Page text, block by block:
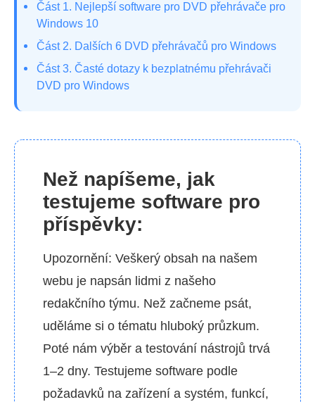
Část 1. Nejlepší software pro DVD přehrávače pro
Windows 10
Část 2. Dalších 6 DVD přehrávačů pro Windows
Část 3. Časté dotazy k bezplatnému přehrávači
DVD pro Windows
Než napíšeme, jak
testujeme software pro
příspěvky:
Upozornění: Veškerý obsah na našem
webu je napsán lidmi z našeho
redakčního týmu. Než začneme psát,
uděláme si o tématu hluboký průzkum.
Poté nám výběr a testování nástrojů trvá
1–2 dny. Testujeme software podle
požadavků na zařízení a systém, funkcí,